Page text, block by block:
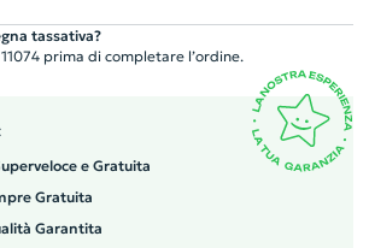
tassativa?
prima di completare l’ordine.
e Gratuita
Gratuita
Garantita